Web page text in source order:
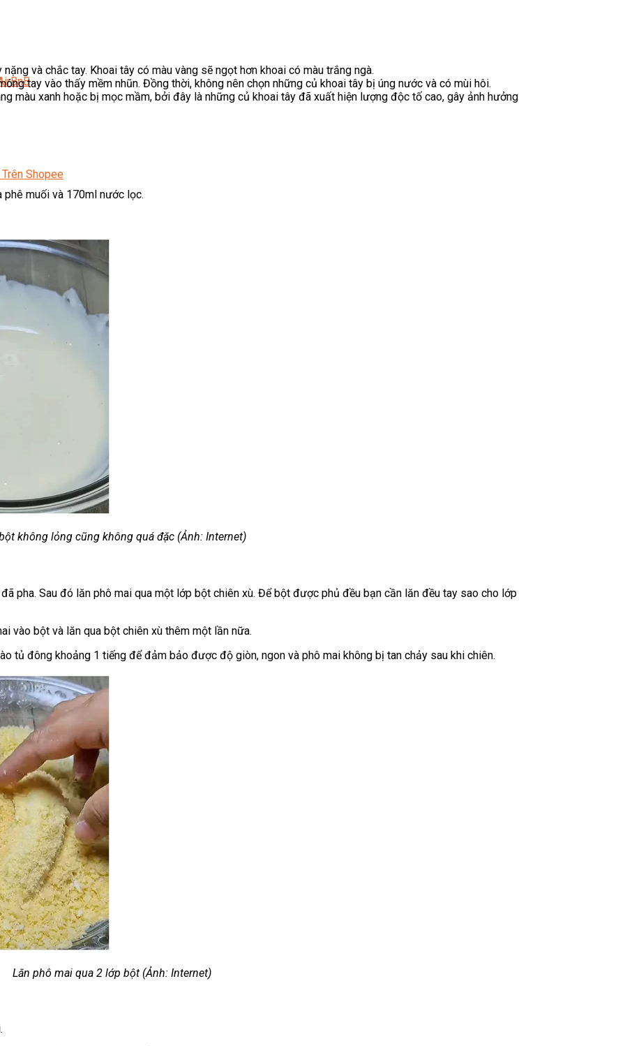
Shopee
và chắc tay. Khoai tây có màu vàng sẽ ngọt hơn khoai có màu trắng ngà.
tay vào thấy mềm nhũn. Đồng thời, không nên chọn những củ khoai tây bị úng nước và có mùi hôi.
màu xanh hoặc bị mọc mầm, bởi đây là những củ khoai tây đã xuất hiện lượng độc tố cao, gây ảnh hưởng
muối và 170ml nước lọc.
không lỏng cũng không quá đặc (Ảnh: Internet)
pha. Sau đó lăn phô mai qua một lớp bột chiên xù. Để bột được phủ đều bạn cần lăn đều tay sao cho lớp
vào bột và lăn qua bột chiên xù thêm một lần nữa.
tủ đông khoảng 1 tiếng để đảm bảo được độ giòn, ngon và phô mai không bị tan chảy sau khi chiên.
Lăn phô mai qua 2 lớp bột (Ảnh: Internet)